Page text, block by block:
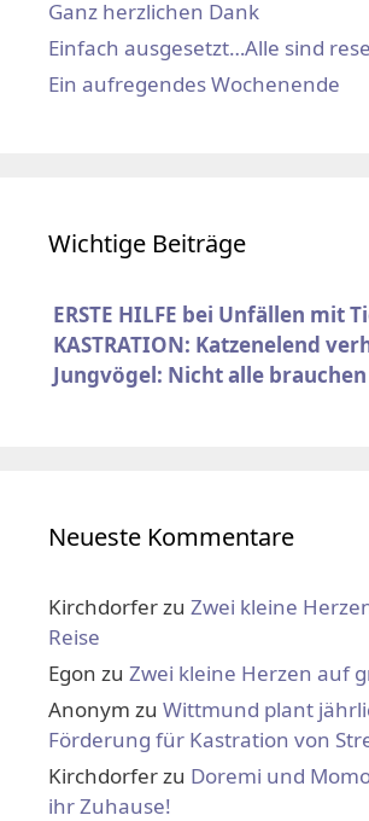
Ganz herzlichen Dank
Einfach ausgesetzt…Alle sind
Ein aufregendes Wochenende
Wichtige Beiträge
ERSTE HILFE bei Unfällen mit
KASTRATION: Katzenelend
Jungvögel: Nicht alle
Neueste Kommentare
Kirchdorfer zu Zwei kleine
Reise
Egon zu Zwei kleine Herzen auf
Anonym zu Wittmund plant
Förderung für Kastration von
Kirchdorfer zu Doremi und
ihr Zuhause!